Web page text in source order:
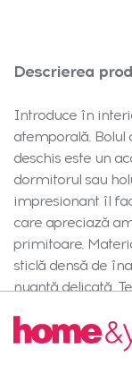
Descrierea
Introduce în
atemporală. Bolul
deschis este un
dormitorul sau
impresionant îl
care apreciază
primitoare.
sticlă densă de
nuanță delicată.
solidă asigură
dimensiunea